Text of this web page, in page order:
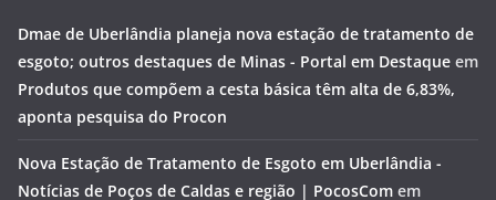
Dmae de Uberlândia planeja nova estação de tratamento de
esgoto; outros destaques de Minas - Portal em Destaque em
Produtos que compõem a cesta básica têm alta de 6,83%,
aponta pesquisa do Procon
Nova Estação de Tratamento de Esgoto em Uberlândia -
Notícias de Poços de Caldas e região | PocosCom em